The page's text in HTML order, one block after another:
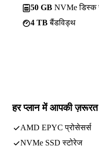
50 GB NVMe डिस्क
4 TBबैंडविड्थ
हर प्लान मेंआपकी ज़रूरत
AMD EPYC प्रोसेसर्स
NVMe SSD स्टोरेज